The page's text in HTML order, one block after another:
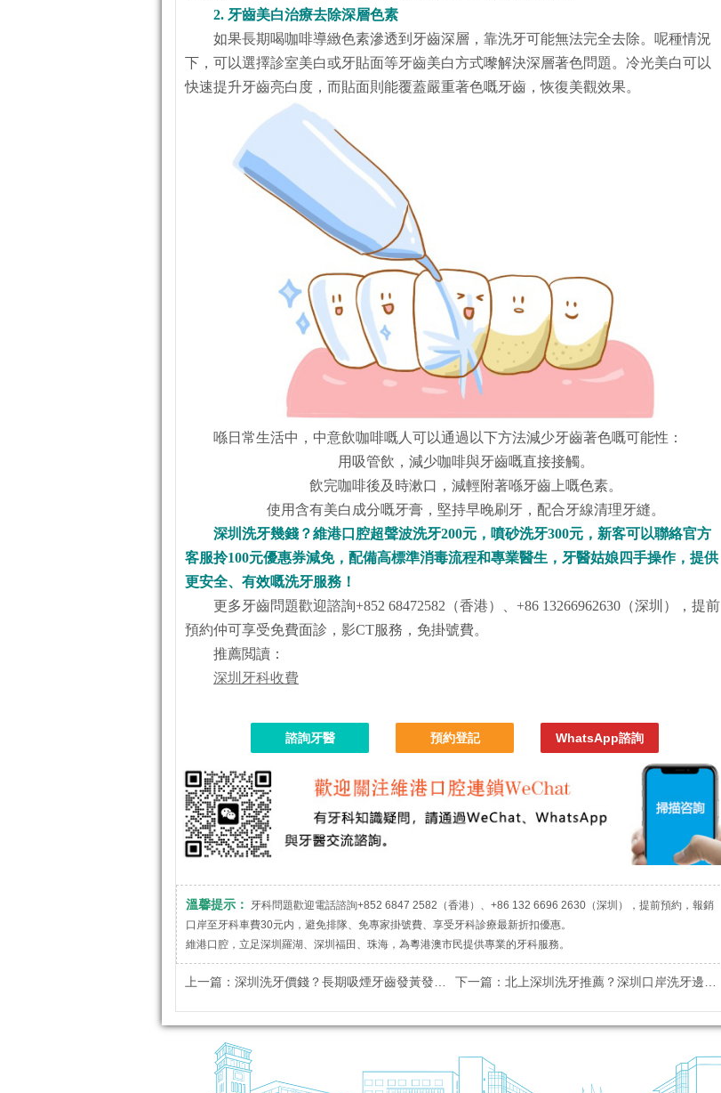
2. 牙齒美白治療去除深層色素
如果長期喝咖啡導緻色素滲透到牙齒深層，靠洗牙可能無法完全去除。呢種情況
下，可以選擇診室美白或牙貼面等牙齒美白方式嚟解決深層著色問題。冷光美白可以
快速提升牙齒亮白度，而貼面則能覆蓋嚴重著色嘅牙齒，恢復美觀效果。
喺日常生活中，中意飲咖啡嘅人可以通過以下方法減少牙齒著色嘅可能性：
用吸管飲，減少咖啡與牙齒嘅直接接觸。
飲完咖啡後及時漱口，減輕附著喺牙齒上嘅色素。
使用含有美白成分嘅牙膏，堅持早晚刷牙，配合牙線清理牙縫。
深圳洗牙幾錢？維港口腔超聲波洗牙200元，噴砂洗牙300元，新客可以聯絡官方
客服拎100元優惠券減免，配備高標準消毒流程和專業醫生，牙醫姑娘四手操作，提供
更安全、有效嘅洗牙服務！
更多牙齒問題歡迎諮詢+852 68472582（香港）、+86 13266962630（深圳），提前
預約仲可享受免費面診，影CT服務，免掛號費。
推薦閲讀：
深圳牙科收費
諮詢牙醫 預約登記 WhatsApp諮詢
溫馨提示：
牙科問題歡迎電話諮詢+852 6847 2582（香港）、+86 132 6696 2630（深圳），提前預約，報銷
口岸至牙科車費30元内，避免排隊、免專家掛號費、享受牙科診療最新折扣優惠。
維港口腔，立足深圳羅湖、深圳福田、珠海，為粵港澳市民提供專業的牙科服務。
上一篇： 深圳洗牙價錢？長期吸煙牙齒發黃發黑怎麼辦？ 下一篇： 北上深圳洗牙推薦？深圳口岸洗牙邊間好？